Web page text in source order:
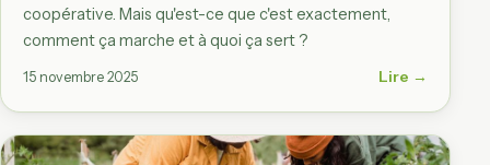
coopérative. Mais qu'est-ce que c'est exactement,
comment ça marche et à quoi ça sert ?
15 novembre 2025 Lire →